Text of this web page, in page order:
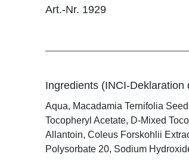
Art.-Nr. 1929
Ingredients (INCI-Deklaration
Aqua, Macadamia Ternifolia
Tocopheryl Acetate, D-Mixed
Allantoin, Coleus Forskohlii
Polysorbate 20, Sodium